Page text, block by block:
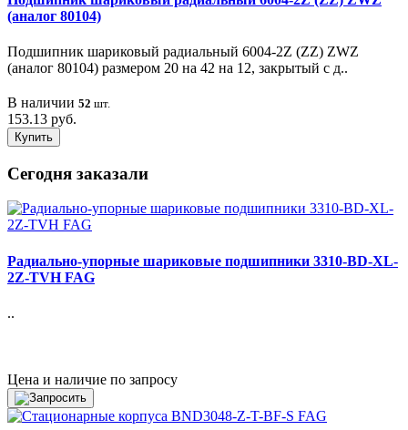
(аналог 80104)
Подшипник шариковый радиальный 6004-2Z (ZZ) ZWZ
(аналог 80104) размером 20 на 42 на 12, закрытый с д..
В наличии 52 шт.
153.13 руб.
Купить
Сегодня заказали
Радиально-упорные шариковые подшипники 3310-BD-XL-
2Z-TVH FAG
..
Цена и наличие по запросу